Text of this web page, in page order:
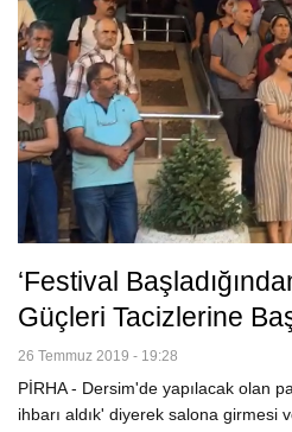
‘Festival
Güçleri Tacizlerine
26 Temmuz 2019 - 19:28
PİRHA - Dersim'de yapılacak olan
ihbarı aldık' diyerek salona girmesi